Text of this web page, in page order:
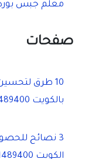
معلم جبس بورد
صفحات
10 طرق
بالكويت 51489400
3 نصائح
الكويت 51489400